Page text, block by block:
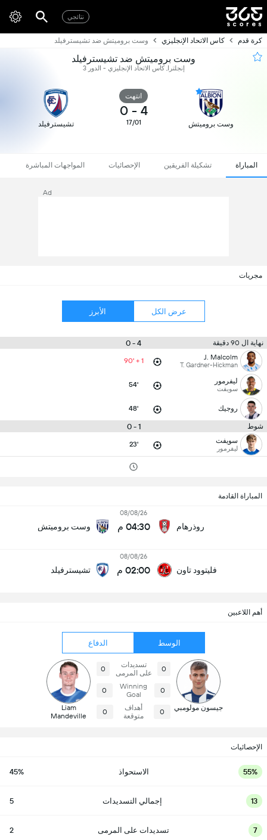
نتائجي
كرة قدم كاس الاتحاد الإنجليزي وست بروميتش ضد تشيسترفيلد
وست بروميتش ضد تشيسترفيلد
إنجلترا, كاس الاتحاد الإنجليزي - الدور 3
وست بروميتش
انتهت
4
-
0
17/01 تشيسترفيلد
المباراة تشكيلة الفريقين الإحصائيات المواجهات المباشرة
Ad
مجريات
عرض الكل الأبرز
نهاية ال 90 دقيقة 4 - 0
J. Malcolm
T. Gardner-Hickman
90' + 1
ليفرمور
سويفت 54'
روجيك 48'
شوط 1 - 0
سويفت
ليفرمور 23'
المباراة القادمة
روذرهام
08/08/26
04:30 م وست بروميتش
فليتوود تاون
08/08/26
02:00 م تشيسترفيلد
أهم اللاعبين
الوسط الدفاع
جيسون مولومبي
0
تسديدات
على المرمى
0
0
Winning
Goal
0
0
أهداف
متوقعة
0
Liam
Mandeville
الإحصائيات
55% الاستحواذ 45%
13 إجمالي التسديدات 5
7 تسديدات على المرمى 2